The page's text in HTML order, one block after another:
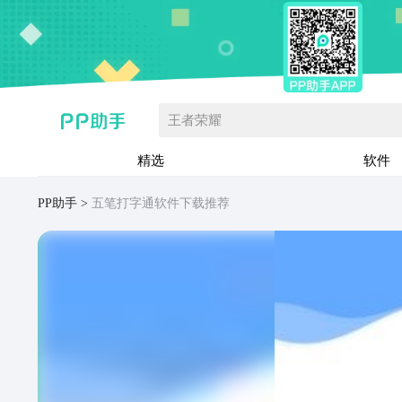
王者荣耀
精选 软件
PP助手 五笔打字通软件下载推荐